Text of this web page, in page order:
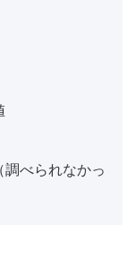
べられなかっ